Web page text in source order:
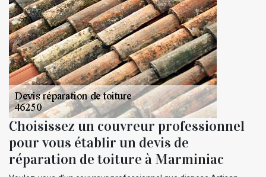
Choisissez un couvreur professionnel
pour vous établir un devis de
réparation de toiture à Marminiac